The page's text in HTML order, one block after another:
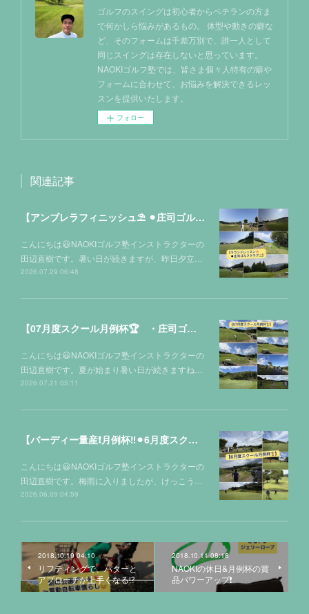
ゴルフのスイングは初心者からベテランの方ま
で何かしら悩みがあるもの。 体型や動きの癖な
ど、そのフォームは千差万別で、誰一人として
同じスイングは存在しないと思っています。
NAOKIゴルフ塾では、皆さま個々人特有の癖や
フォームに合わせて、お悩みを解決できるレッ
スンを提供いたします。
フォロー
関連記事
【アンブレラフィニッシュ⛱️ ⚫︎庄司ゴルフクラブ⛳️】
こんにちは😃NAOKIゴルフ塾インストラクターの
田辺直樹です。暑い日が続きますが、昨日夕立…
2026.07.29 06:48
【07月度スクール月例杯🏆 ・庄司ゴルフクラブ⛳️】
こんにちは😃NAOKIゴルフ塾インストラクターの
田辺直樹です。夏が始まり暑い日が続きますね…
2026.07.21 05:11
【バーディー量産❗️月例杯‼️⚫︎6月度スクール月例杯🏆】
こんにちは😃NAOKIゴルフ塾インストラクターの
田辺直樹です。梅雨に入りましたが、けっこう…
2026.06.09 04:59
2018.10.19 04:10
リフティングで、パターと
アプローチが上手くなる⁉️
2018.10.11 08:18
NAOKIの休日&月例杯の賞
品パワーアップ❗️